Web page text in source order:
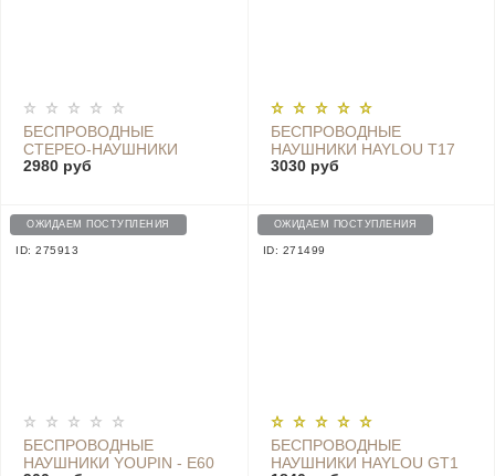
БЕСПРОВОДНЫЕ
СТЕРЕО-НАУШНИКИ
XIAOMI (MI) BLUETOOTH
2980 руб
БЕСПРОВОДНЫЕ
НАУШНИКИ HAYLOU T17
SPORTS HEADPHONES,
3030 руб
ОЖИДАЕМ ПОСТУПЛЕНИЯ
ID: 275913
БЕСПРОВОДНЫЕ
НАУШНИКИ YOUPIN - E60
ОЖИДАЕМ ПОСТУПЛЕНИЯ
ID: 271499
БЕСПРОВОДНЫЕ
НАУШНИКИ HAYLOU GT1